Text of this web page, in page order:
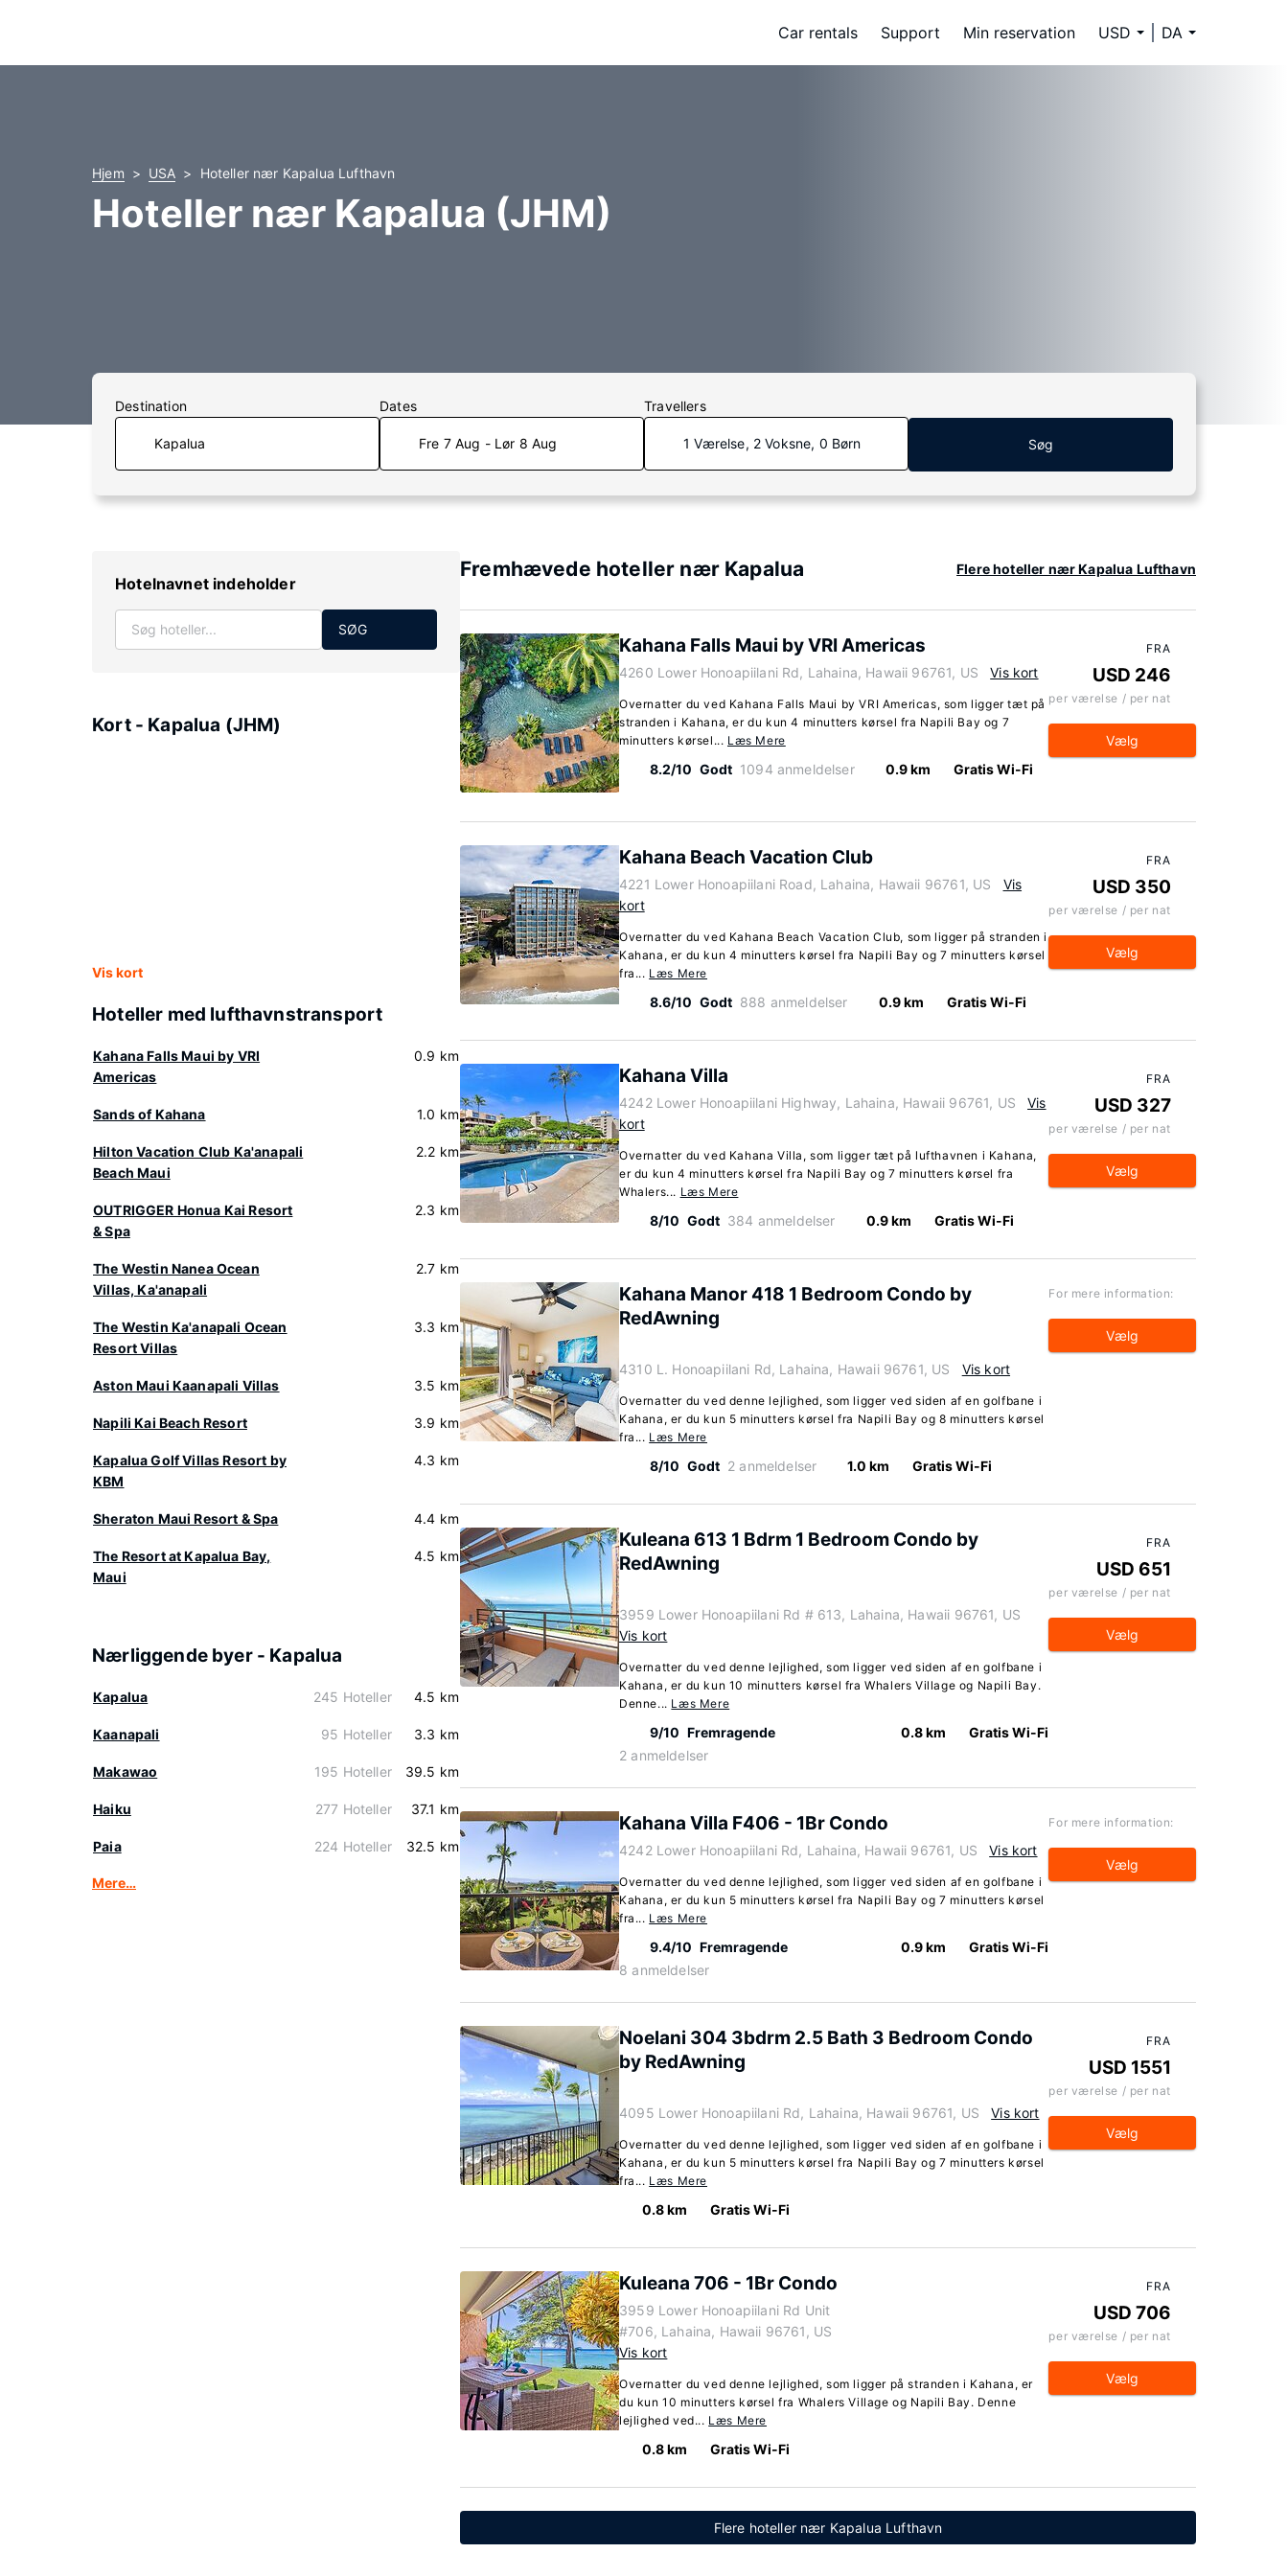
Car rentals Support Min reservation USD DA
Hjem USA Hoteller nær Kapalua Lufthavn
Hoteller nær Kapalua (JHM)
Destination Dates
Fre 7 Aug - Lør 8 Aug
Travellers
1 Værelse, 2 Voksne, 0 Børn Søg
Hotelnavnet indeholder
SØG
Kort - Kapalua (JHM)
Vis kort
Hoteller med lufthavnstransport
Kahana Falls Maui by VRI
Americas
0.9 km
Sands of Kahana 1.0 km
Hilton Vacation Club Ka'anapali
Beach Maui
2.2 km
OUTRIGGER Honua Kai Resort
& Spa
2.3 km
The Westin Nanea Ocean
Villas, Ka'anapali
2.7 km
The Westin Ka'anapali Ocean
Resort Villas
3.3 km
Aston Maui Kaanapali Villas 3.5 km
Napili Kai Beach Resort 3.9 km
Kapalua Golf Villas Resort by
KBM
4.3 km
Sheraton Maui Resort & Spa 4.4 km
The Resort at Kapalua Bay,
Maui
4.5 km
Nærliggende byer - Kapalua
Kapalua 245 Hoteller 4.5 km
Kaanapali 95 Hoteller 3.3 km
Makawao 195 Hoteller 39.5 km
Haiku 277 Hoteller 37.1 km
Paia 224 Hoteller 32.5 km
Mere…
Fremhævede hoteller nær Kapalua Flere hoteller nær Kapalua Lufthavn
Kahana Falls Maui by VRI Americas
4260 Lower Honoapiilani Rd, Lahaina, Hawaii 96761, US Vis kort
Overnatter du ved Kahana Falls Maui by VRI Americas, som ligger tæt på
stranden i Kahana, er du kun 4 minutters kørsel fra Napili Bay og 7
minutters kørsel... Læs Mere
8.2/10 Godt 1094 anmeldelser 0.9 km Gratis Wi-Fi
FRA
USD 246
per værelse / per nat
Vælg
Kahana Beach Vacation Club
4221 Lower Honoapiilani Road, Lahaina, Hawaii 96761, US
Vis
kort
Overnatter du ved Kahana Beach Vacation Club, som ligger på stranden i
Kahana, er du kun 4 minutters kørsel fra Napili Bay og 7 minutters kørsel
fra... Læs Mere
8.6/10 Godt 888 anmeldelser 0.9 km Gratis Wi-Fi
FRA
USD 350
per værelse / per nat
Vælg
Kahana Villa
4242 Lower Honoapiilani Highway, Lahaina, Hawaii 96761, US
Vis
kort
Overnatter du ved Kahana Villa, som ligger tæt på lufthavnen i Kahana,
er du kun 4 minutters kørsel fra Napili Bay og 7 minutters kørsel fra
Whalers... Læs Mere
8/10 Godt 384 anmeldelser 0.9 km Gratis Wi-Fi
FRA
USD 327
per værelse / per nat
Vælg
Kahana Manor 418 1 Bedroom Condo by
RedAwning
4310 L. Honoapiilani Rd, Lahaina, Hawaii 96761, US Vis kort
Overnatter du ved denne lejlighed, som ligger ved siden af en golfbane i
Kahana, er du kun 5 minutters kørsel fra Napili Bay og 8 minutters kørsel
fra... Læs Mere
8/10 Godt 2 anmeldelser 1.0 km Gratis Wi-Fi
For mere information:
Vælg
Kuleana 613 1 Bdrm 1 Bedroom Condo by
RedAwning
3959 Lower Honoapiilani Rd # 613, Lahaina, Hawaii 96761, US
Vis kort
Overnatter du ved denne lejlighed, som ligger ved siden af en golfbane i
Kahana, er du kun 10 minutters kørsel fra Whalers Village og Napili Bay.
Denne... Læs Mere
9/10 Fremragende
2 anmeldelser
0.8 km Gratis Wi-Fi
FRA
USD 651
per værelse / per nat
Vælg
Kahana Villa F406 - 1Br Condo
4242 Lower Honoapiilani Rd, Lahaina, Hawaii 96761, US Vis kort
Overnatter du ved denne lejlighed, som ligger ved siden af en golfbane i
Kahana, er du kun 5 minutters kørsel fra Napili Bay og 7 minutters kørsel
fra... Læs Mere
9.4/10 Fremragende
8 anmeldelser
0.9 km Gratis Wi-Fi
For mere information:
Vælg
Noelani 304 3bdrm 2.5 Bath 3 Bedroom Condo
by RedAwning
4095 Lower Honoapiilani Rd, Lahaina, Hawaii 96761, US Vis kort
Overnatter du ved denne lejlighed, som ligger ved siden af en golfbane i
Kahana, er du kun 5 minutters kørsel fra Napili Bay og 7 minutters kørsel
fra... Læs Mere
0.8 km Gratis Wi-Fi
FRA
USD 1551
per værelse / per nat
Vælg
Kuleana 706 - 1Br Condo
3959 Lower Honoapiilani Rd Unit
#706, Lahaina, Hawaii 96761, US
Vis kort
Overnatter du ved denne lejlighed, som ligger på stranden i Kahana, er
du kun 10 minutters kørsel fra Whalers Village og Napili Bay. Denne
lejlighed ved... Læs Mere
0.8 km Gratis Wi-Fi
FRA
USD 706
per værelse / per nat
Vælg
Flere hoteller nær Kapalua Lufthavn